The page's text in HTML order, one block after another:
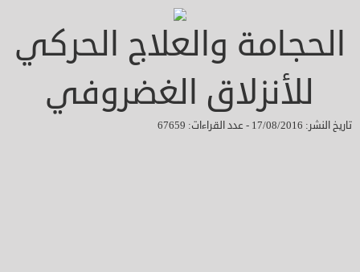
الحجامة والعلاج الحركي
للأنزلاق الغضروفي
تاريخ النشر: 17/08/2016 - عدد القراءات: 67659